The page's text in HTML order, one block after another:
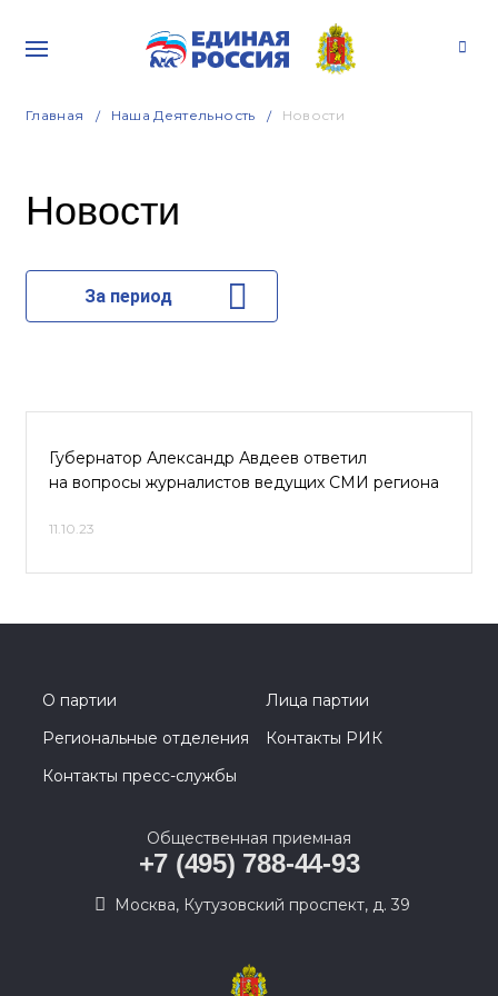
Главная Наша Деятельность Новости
Новости
За период
Губернатор Александр Авдеев ответил
на вопросы журналистов ведущих СМИ региона
11.10.23
О партии
Лица партии
Региональные отделения
Контакты РИК
Контакты пресс-службы
Общественная приемная
+7 (495) 788-44-93
Москва, Кутузовский проспект, д. 39